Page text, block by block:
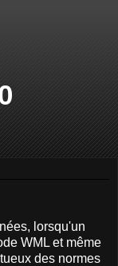
lorsqu'un
WML et même
des normes